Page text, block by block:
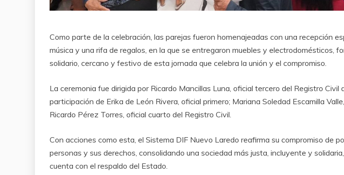
Como parte de la celebración, las parejas fueron homenajeadas con una recepción
música y una rifa de regalos, en la que se entregaron muebles y electrodomésticos,
solidario, cercano y festivo de esta jornada que celebra la unión y el compromiso.
La ceremonia fue dirigida por Ricardo Mancillas Luna, oficial tercero del Registro Civil
participación de Erika de León Rivera, oficial primero; Mariana Soledad Escamilla
Ricardo Pérez Torres, oficial cuarto del Registro Civil.
Con acciones como esta, el Sistema DIF Nuevo Laredo reafirma su compromiso de
personas y sus derechos, consolidando una sociedad más justa, incluyente y
cuenta con el respaldo del Estado.